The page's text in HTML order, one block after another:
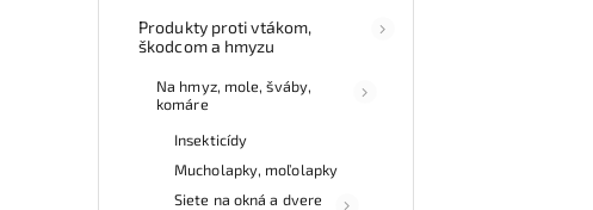
Produkty proti vtákom,
škodcom a hmyzu
Na hmyz, mole, šváby,
komáre
Insekticídy
Mucholapky, moľolapky
Siete na okná a dvere